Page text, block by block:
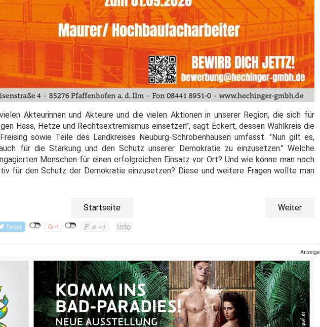
Akteurinnen und Akteure und die vielen Aktionen in unserer Region, die sich für
Hass, Hetze und Rechtsextremismus einsetzen", sagt Eckert, dessen Wahlkreis die
sowie Teile des Landkreises Neuburg-Schrobenhausen umfasst. "Nun gilt es,
für die Stärkung und den Schutz unserer Demokratie zu einzusetzen." Welche
Menschen für einen erfolgreichen Einsatz vor Ort? Und wie könne man noch
für den Schutz der Demokratie einzusetzen? Diese und weitere Fragen wollte man
Startseite Weiter
Anzeige